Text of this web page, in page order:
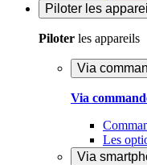
Piloter les
Piloter les appareils
Via
Via
Les
Via